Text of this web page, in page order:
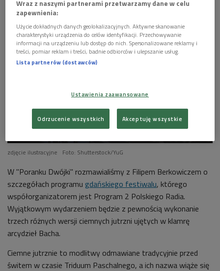
zdjęcie ilustracyjne Foto: Shutterstock/YuG
W "Poranku Dwójki" rozmawialiśmy z Filipem Berkowiczem o
szczegółach programu gdańskiego festiwalu, którego
współorganizatorem jest Program 2 Polskiego Radia.
Wyjątkowym wydarzeniem będzie z pewnością wykonanie
trzech różnych wersji ciemnych jutrzni ujętych w klamrę
arcydzieł Bacha.
Ciemne jutrznie to modlitwy odmawiane tradycyjnie przed
świtem w czasie Triduum Paschalnego, a ich nazwa wiąże się
Wraz z naszymi partnerami przetwarzamy dane w celu
zapewnienia:
Użycie dokładnych danych geolokalizacyjnych. Aktywne skanowanie
charakterystyki urządzenia do celów identyfikacji. Przechowywanie
informacji na urządzeniu lub dostęp do nich. Spersonalizowane reklamy i
treści, pomiar reklam i treści, badnie odbiorców i ulepszanie usług.
Lista partnerów (dostawców)
Ustawienia zaawansowane
Odrzucenie wszystkich Akceptuję wszystkie